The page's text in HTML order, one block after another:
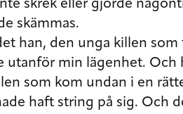
skrek eller gjorde
skämmas.
han, den unga killen
utanför min lägenhet. Och
som kom undan i en
haft string på sig. Och